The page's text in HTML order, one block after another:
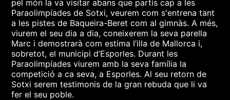
pel món la va visitar abans que partís cap a les
Paraolimpíades de Sotxi, veurem com s'entrena tant
a les pistes de Baqueira-Beret com al gimnàs. A més,
viurem el seu dia a dia, coneixerem la seva parella
Marc i demostrarà com estima l’illa de Mallorca i,
sobretot, el municipi d’Esporles. Durant les
Paraolimpíades viurem amb la seva família la
competició a ca seva, a Esporles. Al seu retorn de
Sotxi serem testimonis de la gran rebuda que li va
fer el seu poble.